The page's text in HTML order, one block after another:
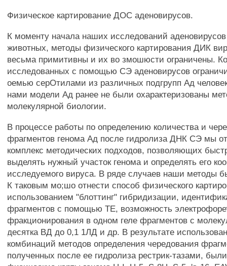
Физическое картирование ДОС аденовирусов.
К моменту начала наших исследований аденовирусов
животных, методы физического картирования ДИК
весьма примитивны и их во змошюсти ограничены.
исследованных с помощью СЭ аденовирусов
оемью серОтилами из различных подгрупп Ад
нами модели Ад ранее не были охарактеризованы
молекулярной биологии.
В процессе работы по определению количества и
фрагментов генома Ад после гидролиза ДНК СЭ мы
комплекс методических подходов, позволяющих
выделять нужный участок генома и определять его
исследуемого вируса. В ряде случаев наши методы
К таковым мо;шо отнести способ физического
использованием "блоттинг" гибридизации,
фрагментов с помощью ТЕ, возможность
фракционирования в одном геле фрагментов с
десятка ВД до 0,1 1ЛД и др. В результате
комбинаций методов определения чередования
полученных после ее гидролиза рестрик-тазами,